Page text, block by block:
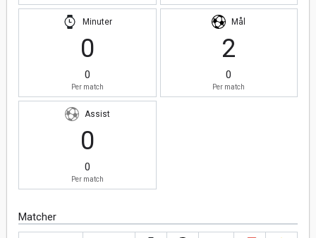
Minuter
0
0
Per match
Mål
2
0
Per match
Assist
0
0
Per match
Matcher